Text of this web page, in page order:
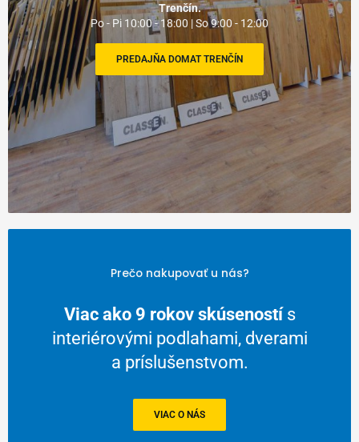
Trenčín.
Po - Pi 10:00 - 18:00 | So 9:00 - 12:00
PREDAJŇA DOMAT TRENČÍN
Prečo nakupovať u nás?
Viac ako 9 rokov skúsenostís
interiérovými podlahami, dverami
a príslušenstvom.
VIAC O NÁS